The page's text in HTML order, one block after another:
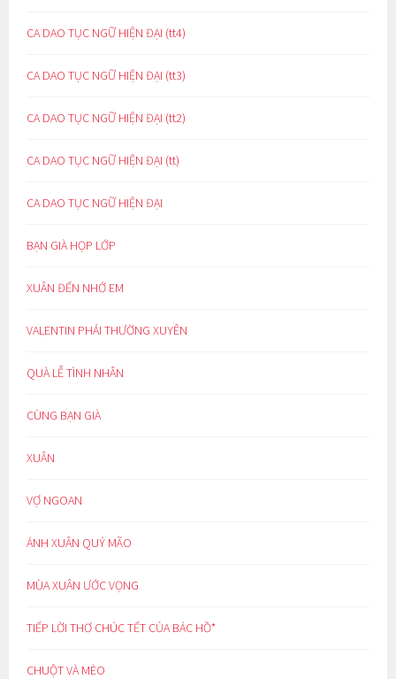
CA DAO TỤC NGỮ HIỆN ĐẠI (tt4)
CA DAO TỤC NGỮ HIỆN ĐẠI (tt3)
CA DAO TỤC NGỮ HIỆN ĐẠI (tt2)
CA DAO TỤC NGỮ HIỆN ĐẠI (tt)
CA DAO TỤC NGỮ HIỆN ĐẠI
BẠN GIÀ HỌP LỚP
XUÂN ĐẾN NHỚ EM
VALENTIN PHẢI THƯỜNG XUYÊN
QUÀ LỄ TÌNH NHÂN
CÙNG BẠN GIÀ
XUÂN
VỢ NGOAN
ÁNH XUÂN QUÝ MÃO
MÙA XUÂN ƯỚC VỌNG
TIẾP LỜI THƠ CHÚC TẾT CỦA BÁC HỒ*
CHUỘT VÀ MÈO